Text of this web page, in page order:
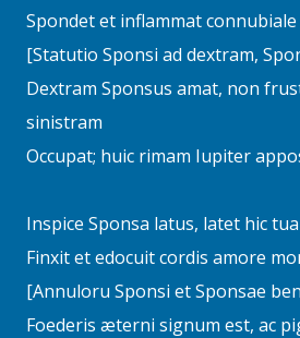
Spondet et inflammat connubiale
[Statutio Sponsi ad dextram,
Dextram Sponsus amat, non
sinistram
Occupat; huic rimam Iupiter
Inspice Sponsa latus, latet hic
Finxit et edocuit cordis amore
[Annuloru Sponsi et Sponsae
Foederis æterni signum est, ac